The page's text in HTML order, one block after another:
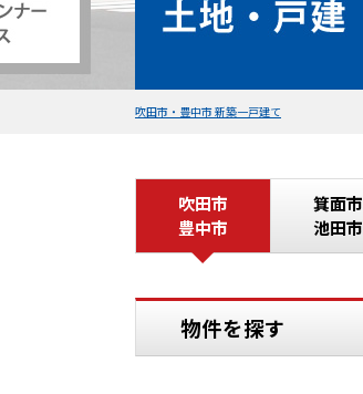
吹田市・豊中市 新築一戸建て
吹田市
豊中市
箕面市
池田市
物件を探す